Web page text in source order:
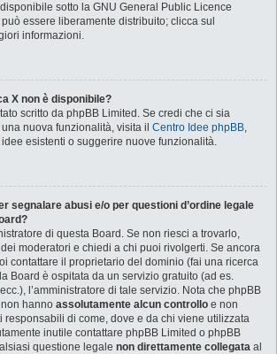
sotto la GNU General Public Licence
essere liberamente distribuito; clicca sul
informazioni.
X non è disponibile?
scritto da phpBB Limited. Se credi che ci sia
nuova funzionalità, visita il Centro Idee phpBB,
esistenti o suggerire nuove funzionalità.
segnalare abusi e/o per questioni d’ordine legale
di questa Board. Se non riesci a trovarlo,
moderatori e chiedi a chi puoi rivolgerti. Se ancora
contattare il proprietario del dominio (fai una ricerca
Board è ospitata da un servizio gratuito (ad es.
l’amministratore di tale servizio. Nota che phpBB
hanno assolutamente alcun controllo e non
responsabili di come, dove e da chi viene utilizzata
inutile contattare phpBB Limited o phpBB
questione legale non direttamente collegata al